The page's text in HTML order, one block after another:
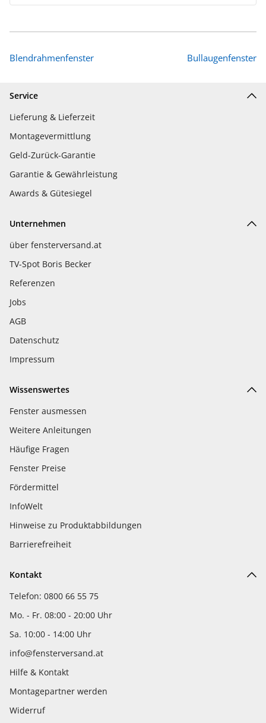
Blendrahmenfenster Bullaugenfenster
Service
Lieferung & Lieferzeit
Montagevermittlung
Geld-Zurück-Garantie
Garantie & Gewährleistung
Awards & Gütesiegel
Unternehmen
über fensterversand.at
TV-Spot Boris Becker
Referenzen
Jobs
AGB
Datenschutz
Impressum
Wissenswertes
Fenster ausmessen
Weitere Anleitungen
Häufige Fragen
Fenster Preise
Fördermittel
InfoWelt
Hinweise zu Produktabbildungen
Barrierefreiheit
Kontakt
Telefon: 0800 66 55 75
Mo. - Fr. 08:00 - 20:00 Uhr
Sa. 10:00 - 14:00 Uhr
info@fensterversand.at
Hilfe & Kontakt
Montagepartner werden
Widerruf